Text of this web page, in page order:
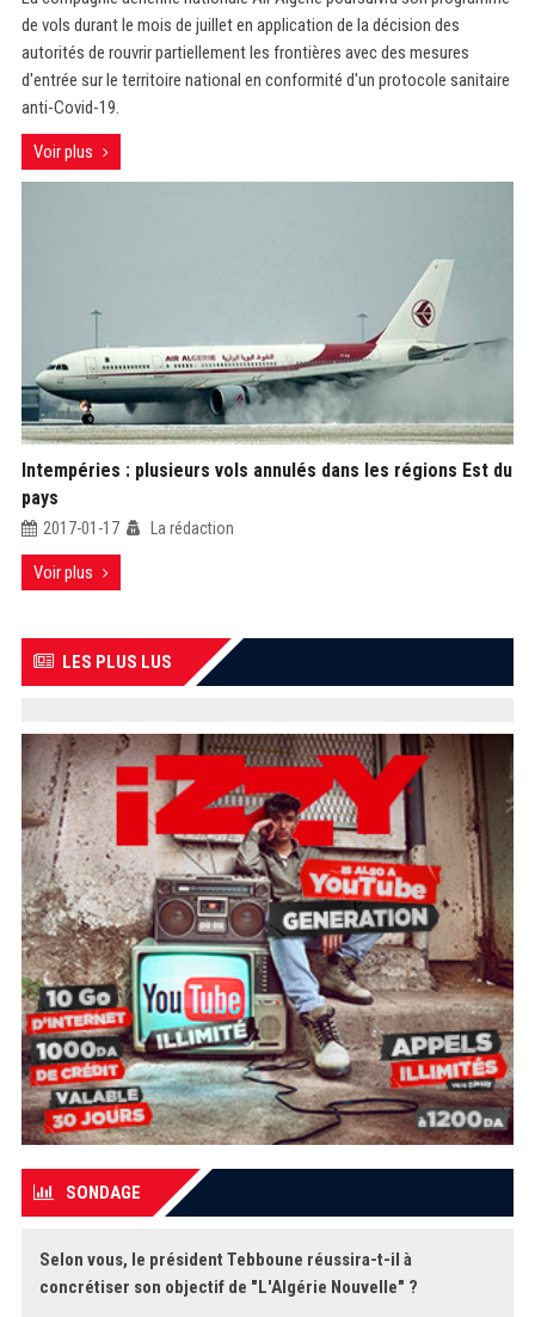
de vols durant le mois de juillet en application de la décision des
autorités de rouvrir partiellement les frontières avec des mesures
d'entrée sur le territoire national en conformité d'un protocole sanitaire
anti-Covid-19.
Voir plus
Intempéries : plusieurs vols annulés dans les régions Est du
pays
2017-01-17 La rédaction
Voir plus
LES PLUS LUS
SONDAGE
Selon vous, le président Tebboune réussira-t-il à
concrétiser son objectif de "L'Algérie Nouvelle" ?